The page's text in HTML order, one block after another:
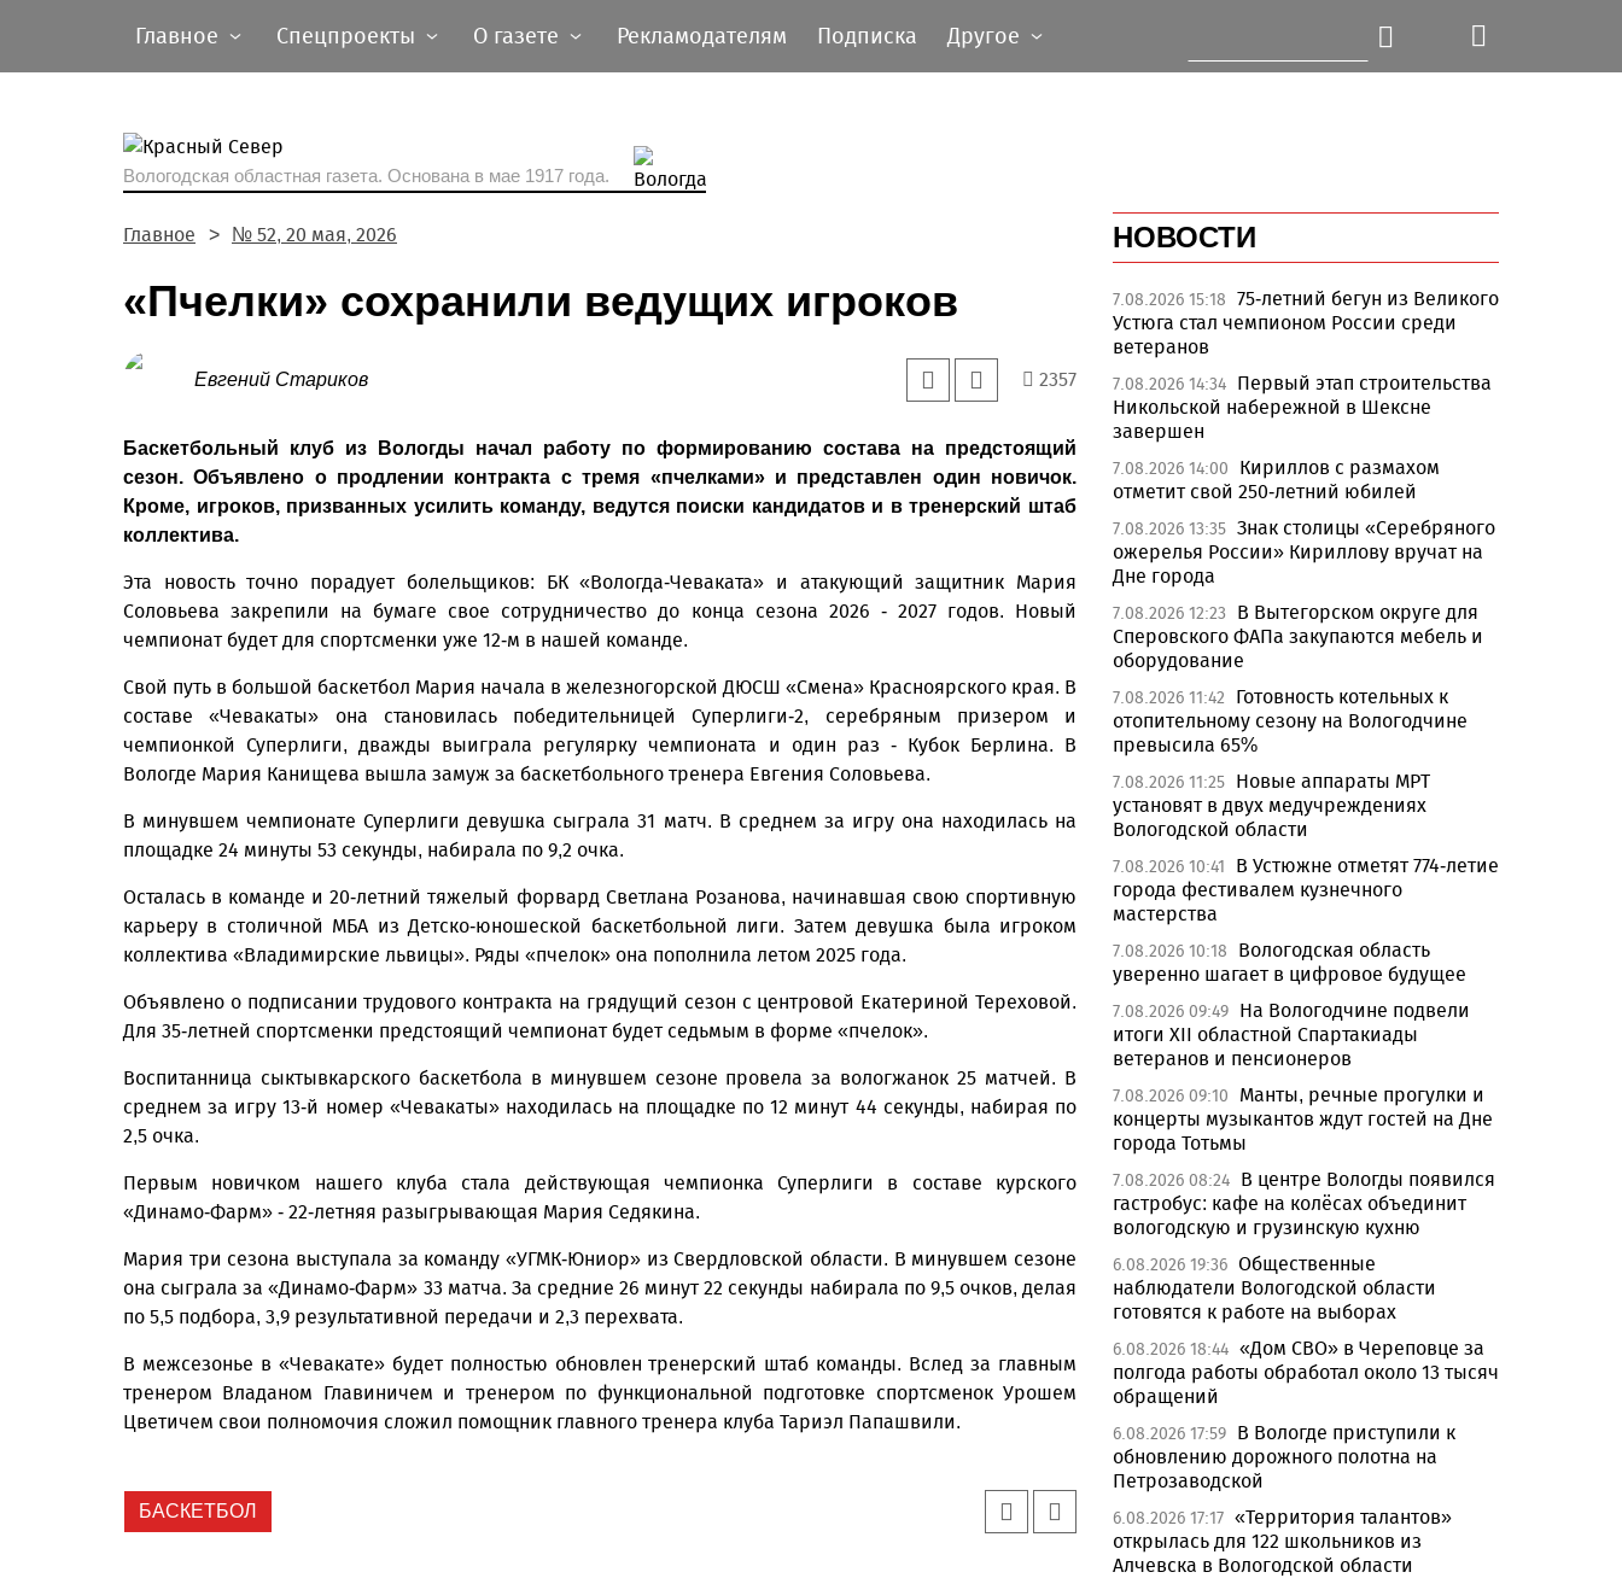
Главное Спецпроекты О газете Рекламодателям Подписка Другое
Вологодская областная газета. Основана в мае 1917 года.
Главное № 52, 20 мая, 2026
«Пчелки» сохранили ведущих игроков
Евгений Стариков 2357
Баскетбольный клуб из Вологды начал работу по формированию состава на предстоящий
сезон. Объявлено о продлении контракта с тремя «пчелками» и представлен один новичок.
Кроме, игроков, призванных усилить команду, ведутся поиски кандидатов и в тренерский штаб
коллектива.
Эта новость точно порадует болельщиков: БК «Вологда-Чеваката» и атакующий защитник Мария
Соловьева закрепили на бумаге свое сотрудничество до конца сезона 2026 - 2027 годов. Новый
чемпионат будет для спортсменки уже 12-м в нашей команде.
Свой путь в большой баскетбол Мария начала в железногорской ДЮСШ «Смена» Красноярского края. В
составе «Чевакаты» она становилась победительницей Суперлиги-2, серебряным призером и
чемпионкой Суперлиги, дважды выиграла регулярку чемпионата и один раз - Кубок Берлина. В
Вологде Мария Канищева вышла замуж за баскетбольного тренера Евгения Соловьева.
В минувшем чемпионате Суперлиги девушка сыграла 31 матч. В среднем за игру она находилась на
площадке 24 минуты 53 секунды, набирала по 9,2 очка.
Осталась в команде и 20-летний тяжелый форвард Светлана Розанова, начинавшая свою спортивную
карьеру в столичной МБА из Детско-юношеской баскетбольной лиги. Затем девушка была игроком
коллектива «Владимирские львицы». Ряды «пчелок» она пополнила летом 2025 года.
Объявлено о подписании трудового контракта на грядущий сезон с центровой Екатериной Тереховой.
Для 35-летней спортсменки предстоящий чемпионат будет седьмым в форме «пчелок».
Воспитанница сыктывкарского баскетбола в минувшем сезоне провела за вологжанок 25 матчей. В
среднем за игру 13-й номер «Чевакаты» находилась на площадке по 12 минут 44 секунды, набирая по
2,5 очка.
Первым новичком нашего клуба стала действующая чемпионка Суперлиги в составе курского
«Динамо-Фарм» - 22-летняя разыг­рывающая Мария Седякина.
Мария три сезона выступала за команду «УГМК-Юниор» из Свердловской области. В минувшем сезоне
она сыграла за «Динамо-Фарм» 33 матча. За средние 26 минут 22 секунды набирала по 9,5 очков, делая
по 5,5 подбора, 3,9 результативной передачи и 2,3 перехвата.
В межсезонье в «Чевакате» будет полностью обновлен тренерский штаб команды. Вслед за главным
тренером Владаном Главиничем и тренером по функциональной подготовке спортсменок Урошем
Цветичем свои полномочия сложил помощник главного тренера клуба Тариэл Папашвили.
БАСКЕТБОЛ
НОВОСТИ
7.08.2026 15:18 75-летний бегун из Великого
Устюга стал чемпионом России среди
ветеранов
7.08.2026 14:34 Первый этап строительства
Никольской набережной в Шексне
завершен
7.08.2026 14:00
Кириллов с размахом
отметит свой 250-летний юбилей
7.08.2026 13:35 Знак столицы «Серебряного
ожерелья России» Кириллову вручат на
Дне города
7.08.2026 12:23
В Вытегорском округе для
Сперовского ФАПа закупаются мебель и
оборудование
7.08.2026 11:42
Готовность котельных к
отопительному сезону на Вологодчине
превысила 65%
7.08.2026 11:25 Новые аппараты МРТ
установят в двух медучреждениях
Вологодской области
7.08.2026 10:41
В Устюжне отметят 774-летие
города фестивалем кузнечного
мастерства
7.08.2026 10:18
Вологодская область
уверенно шагает в цифровое будущее
7.08.2026 09:49 На Вологодчине подвели
итоги XII областной Спартакиады
ветеранов и пенсионеров
7.08.2026 09:10
Манты, речные прогулки и
концерты музыкантов ждут гостей на Дне
города Тотьмы
7.08.2026 08:24 В центре Вологды появился
гастробус: кафе на колёсах объединит
вологодскую и грузинскую кухню
6.08.2026 19:36 Общественные
наблюдатели Вологодской области
готовятся к работе на выборах
6.08.2026 18:44 «Дом СВО» в Череповце за
полгода работы обработал около 13 тысяч
обращений
6.08.2026 17:59 В Вологде приступили к
обновлению дорожного полотна на
Петрозаводской
6.08.2026 17:17 «Территория талантов»
открылась для 122 школьников из
Алчевска в Вологодской области